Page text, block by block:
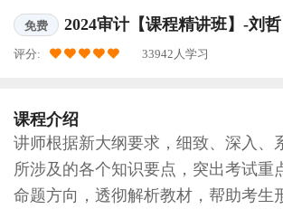
免费 2024审计【课程精讲班】-刘哲
评分: 33942人学习
课程介绍
讲师根据新大纲要求，细致、深入、
所涉及的各个知识要点，突出考试重
命题方向，透彻解析教材，帮助考生